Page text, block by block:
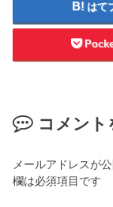
はて
コメント
メールアドレスが
欄は必須項目です